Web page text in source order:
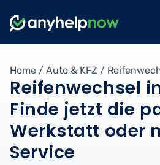
Home / Auto & KFZ /
Reifenwechsel
Finde jetzt die
Werkstatt oder
Service